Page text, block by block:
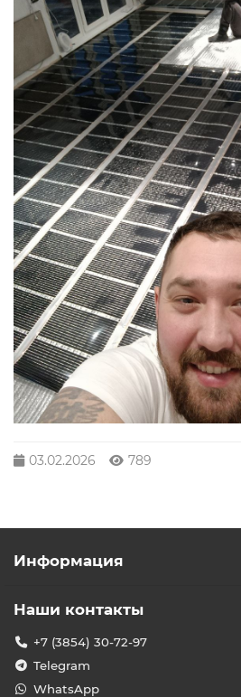
03.02.2026 789
Информация
Наши контакты
+7 (3854) 30-72-97
Telegram
WhatsApp